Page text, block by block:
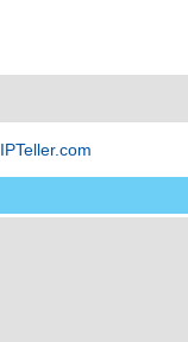
IPTeller.com